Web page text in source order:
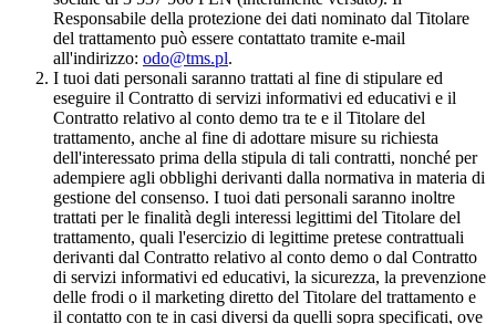
Responsabile della protezione dei dati nominato dal Titolare
del trattamento può essere contattato tramite e-mail
all'indirizzo: odo@tms.pl.
I tuoi dati personali saranno trattati al fine di stipulare ed
eseguire il Contratto di servizi informativi ed educativi e il
Contratto relativo al conto demo tra te e il Titolare del
trattamento, anche al fine di adottare misure su richiesta
dell'interessato prima della stipula di tali contratti, nonché per
adempiere agli obblighi derivanti dalla normativa in materia di
gestione del consenso. I tuoi dati personali saranno inoltre
trattati per le finalità degli interessi legittimi del Titolare del
trattamento, quali l'esercizio di legittime pretese contrattuali
derivanti dal Contratto relativo al conto demo o dal Contratto
di servizi informativi ed educativi, la sicurezza, la prevenzione
delle frodi o il marketing diretto del Titolare del trattamento e
il contatto con te in casi diversi da quelli sopra specificati, ove